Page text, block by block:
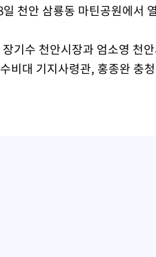
천안 삼룡동 마틴공원에서
기수 천안시장과 엄소영 천
비대 기지사령관, 홍종완 충